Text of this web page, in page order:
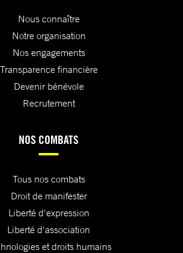
Nous connaître
Notre organisation
Nos engagements
Transparence financière
Devenir bénévole
Recrutement
NOS COMBATS
Tous nos combats
Droit de manifester
Liberté d'expression
Liberté d'association
et droits humains